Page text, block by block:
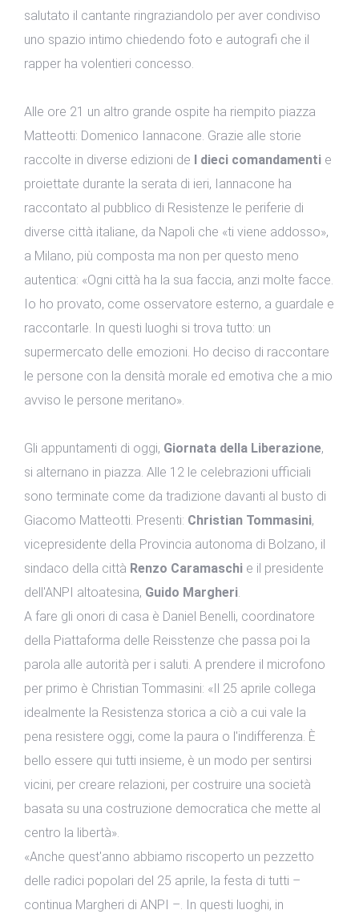
salutato il cantante ringraziandolo per aver condiviso
uno spazio intimo chiedendo foto e autografi che il
rapper ha volentieri concesso.
Alle ore 21 un altro grande ospite ha riempito piazza
Matteotti: Domenico Iannacone. Grazie alle storie
raccolte in diverse edizioni de I dieci comandamenti e
proiettate durante la serata di ieri, Iannacone ha
raccontato al pubblico di Resistenze le periferie di
diverse città italiane, da Napoli che «ti viene addosso»,
a Milano, più composta ma non per questo meno
autentica: «Ogni città ha la sua faccia, anzi molte facce.
Io ho provato, come osservatore esterno, a guardale e
raccontarle. In questi luoghi si trova tutto: un
supermercato delle emozioni. Ho deciso di raccontare
le persone con la densità morale ed emotiva che a mio
avviso le persone meritano».
Gli appuntamenti di oggi, Giornata della Liberazione,
si alternano in piazza. Alle 12 le celebrazioni ufficiali
sono terminate come da tradizione davanti al busto di
Giacomo Matteotti. Presenti: Christian Tommasini,
vicepresidente della Provincia autonoma di Bolzano, il
sindaco della città Renzo Caramaschi e il presidente
dell'ANPI altoatesina, Guido Margheri.
A fare gli onori di casa è Daniel Benelli, coordinatore
della Piattaforma delle Reisstenze che passa poi la
parola alle autorità per i saluti. A prendere il microfono
per primo è Christian Tommasini: «Il 25 aprile collega
idealmente la Resistenza storica a ciò a cui vale la
pena resistere oggi, come la paura o l'indifferenza. È
bello essere qui tutti insieme, è un modo per sentirsi
vicini, per creare relazioni, per costruire una società
basata su una costruzione democratica che mette al
centro la libertà».
«Anche quest'anno abbiamo riscoperto un pezzetto
delle radici popolari del 25 aprile, la festa di tutti –
continua Margheri di ANPI –. In questi luoghi, in